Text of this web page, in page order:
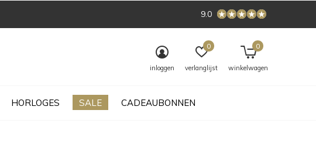
HORLOGES SALE CADEAUBONNEN
inloggen verlanglijst
0
winkelwagen
0
9.0